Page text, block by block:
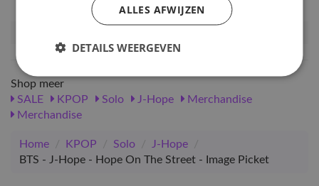
1000000532548
Shop meer
SALE
KPOP Solo J-Hope
Merchandise
Merchandise
Home / KPOP / Solo / J-Hope
/
BTS - J-Hope - Hope On The Street - Image Picket
ALLES AFWIJZEN
DETAILS WEERGEVEN